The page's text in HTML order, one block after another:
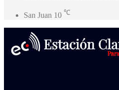
San Juan 10 ℃